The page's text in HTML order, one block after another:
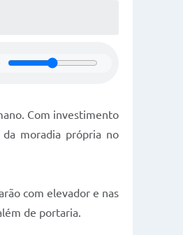
Com investimento
moradia própria no
com elevador e nas
de portaria.